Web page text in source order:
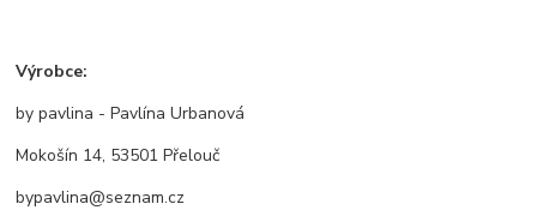
Výrobce:
by pavlina - Pavlína Urbanová
Mokošín 14, 53501 Přelouč
bypavlina@seznam.cz